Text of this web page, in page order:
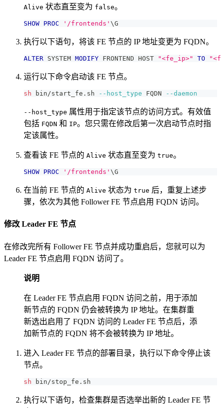
Alive 状态直至变为 false。
SHOW PROC '/frontends' \G
执行以下语句，将该 FE 节点的 IP 地址变更为 FQDN。
ALTER SYSTEM MODIFY FRONTEND HOST "<fe_ip>" TO
运行以下命令启动该 FE 节点。
sh bin/start_fe.sh --host_type FQDN --daemon
--host_type 属性用于指定该节点的访问方式。有效值
包括 FQDN 和 IP。您只需在修改后第一次启动节点时指
定该属性。
查看该 FE 节点的 Alive 状态直至变为 true。
SHOW PROC '/frontends' \G
在当前 FE 节点的 Alive 状态为 true 后，重复上述步
骤，依次为其他 Follower FE 节点启用 FQDN 访问。
修改 Leader FE 节点
在修改完所有 Follower FE 节点并成功重启后，您就可以为
Leader FE 节点启用 FQDN 访问了。
说明
在 Leader FE 节点启用 FQDN 访问之前，用于添加
新节点的 FQDN 仍会被转换为 IP 地址。在集群重
新选出启用了 FQDN 访问的 Leader FE 节点后，添
加新节点的 FQDN 将不会被转换为 IP 地址。
进入 Leader FE 节点的部署目录，执行以下命令停止该
节点。
sh bin/stop_fe.sh
执行以下语句，检查集群是否选举出新的 Leader FE 节